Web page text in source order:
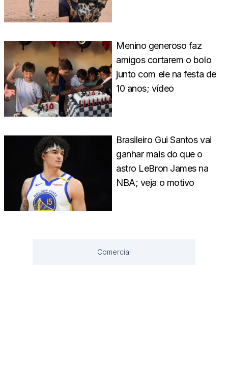
Menino generoso faz
amigos cortarem o bolo
junto com ele na festa de
10 anos; vídeo
Brasileiro Gui Santos vai
ganhar mais do que o
astro LeBron James na
NBA; veja o motivo
Comercial